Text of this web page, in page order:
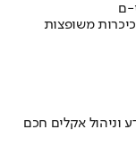
ם
משופצות
וניהול אקלים חכם